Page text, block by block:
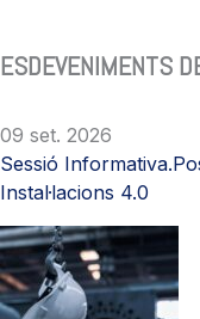
ESDEVENIMENTS
09 set. 2026
Sessió
Instal·lacions 4.0